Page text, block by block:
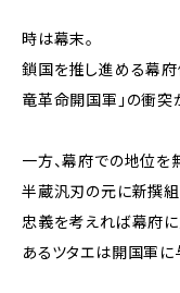
時は幕末。
鎖国を推し進める幕
竜革命開国軍｣の衝突
一方、幕府での地位を
半蔵汎刃の元に新撰
忠義を考えれば幕府
あるツタエは開国軍に